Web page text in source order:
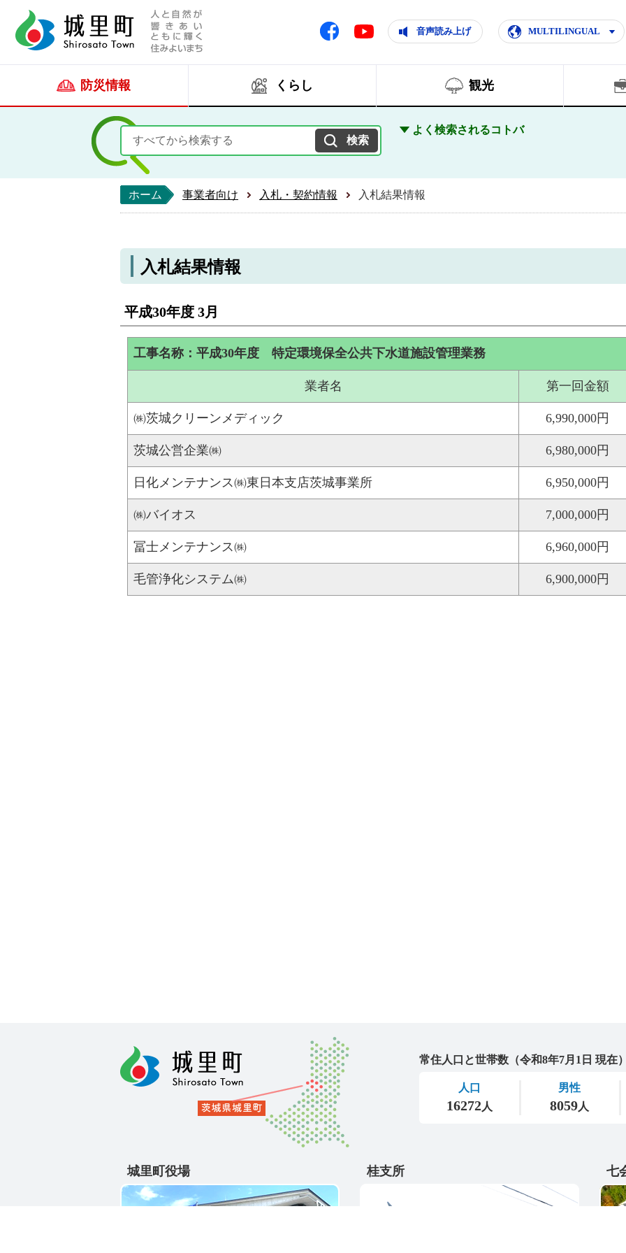
人と自然が響きあいともに輝く住みよいまち
Facebook Youtube 音声読み上げ MULTILINGUAL
防災情報 くらし 観光
よく検索されるコトバ
ホーム 事業者向け 入札・契約情報 入札結果情報
入札結果情報
平成30年度 3月
工事名称：平成30年度 特定環境保全公共下水道施設管理業務
業者名 第一回金額
㈱茨城クリーンメディック 6,990,000円
茨城公営企業㈱ 6,980,000円
日化メンテナンス㈱東日本支店茨城事業所 6,950,000円
㈱バイオス 7,000,000円
冨士メンテナンス㈱ 6,960,000円
毛管浄化システム㈱ 6,900,000円
城里町役場 桂支所 七